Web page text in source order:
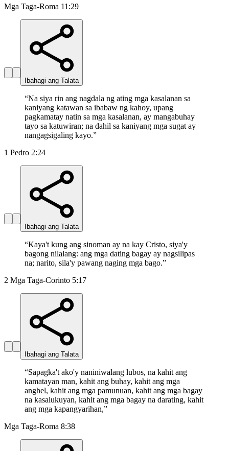
Mga Taga-Roma 11:29
Ibahagi ang Talata
“Na siya rin ang nagdala ng ating mga kasalanan sa
kaniyang katawan sa ibabaw ng kahoy, upang
pagkamatay natin sa mga kasalanan, ay mangabuhay
tayo sa katuwiran; na dahil sa kaniyang mga sugat ay
nangagsigaling kayo.”
1 Pedro 2:24
Ibahagi ang Talata
“Kaya't kung ang sinoman ay na kay Cristo, siya'y
bagong nilalang: ang mga dating bagay ay nagsilipas
na; narito, sila'y pawang naging mga bago.”
2 Mga Taga-Corinto 5:17
Ibahagi ang Talata
“Sapagka't ako'y naniniwalang lubos, na kahit ang
kamatayan man, kahit ang buhay, kahit ang mga
anghel, kahit ang mga pamunuan, kahit ang mga bagay
na kasalukuyan, kahit ang mga bagay na darating, kahit
ang mga kapangyarihan,”
Mga Taga-Roma 8:38